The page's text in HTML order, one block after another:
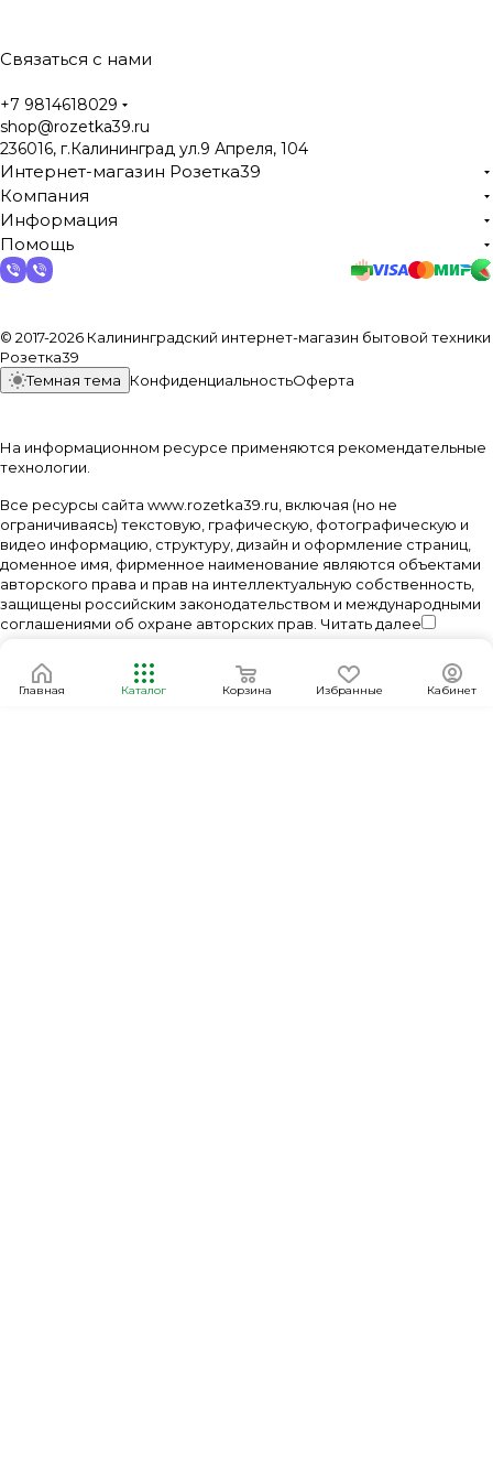
Связаться с нами
+7 9814618029
shop@rozetka39.ru
236016, г.Калининград ул.9 Апреля, 104
Интернет-магазин Розетка39
Компания
Информация
Помощь
© 2017-2026 Калининградский интернет-магазин бытовой техники
Розетка39
Темная тема
КонфиденциальностьОферта
На информационном ресурсе применяются рекомендательные
технологии
Все ресурсы сайта www.rozetka39.ru, включая (но не
ограничиваясь) текстовую, графическую, фотографическую и
видео информацию, структуру, дизайн и оформление страниц,
доменное имя, фирменное наименование являются объектами
авторского права и прав на интеллектуальную собственность,
защищены российским законодательством и международными
соглашениями об охране авторских прав. Читать далее
Главная Каталог Корзина Избранные Кабинет